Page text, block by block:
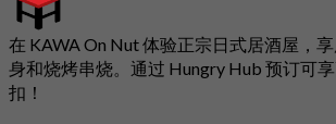
在 KAWA On Nut 体验正宗日式居酒屋，
身和烧烤串烧。通过 Hungry Hub 预订可
扣！